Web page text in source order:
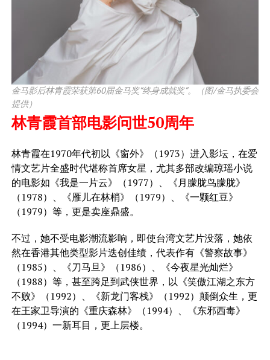
金马影后林青霞荣获第60届金马奖“终身成就奖”。（图/金马执委会
提供）
林青霞首部电影问世50周年
林青霞在1970年代初以《窗外》（1973）进入影坛，在爱
情文艺片全盛时代堪称首席女星，尤其多部改编琼瑶小说
的电影如《我是一片云》（1977）、《月朦胧鸟朦胧》
（1978）、《雁儿在林梢》（1979）、《一颗红豆》
（1979）等，更是卖座鼎盛。
不过，她不受电影潮流影响，即使台湾文艺片没落，她依
然在香港其他类型影片迭创佳绩，代表作有《警察故事》
（1985）、《刀马旦》（1986）、《今夜星光灿烂》
（1988）等，甚至跨足到武侠世界，以《笑傲江湖之东方
不败》（1992）、《新龙门客栈》（1992）颠倒众生，更
在王家卫导演的《重庆森林》（1994）、《东邪西毒》
（1994）一新耳目，更上层楼。